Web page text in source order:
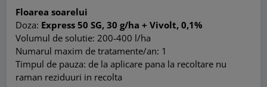
Floarea soarelui
Doza: Express 50 SG, 30 g/ha + Vivolt, 0,1%
Volumul de solutie: 200-400 l/ha
Numarul maxim de tratamente/an: 1
Timpul de pauza: de la aplicare pana la recoltare nu
raman reziduuri in recolta